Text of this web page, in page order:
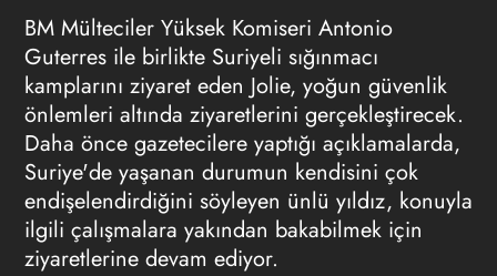
BM Mülteciler Yüksek Komiseri Antonio
Guterres ile birlikte Suriyeli sığınmacı
kamplarını ziyaret eden Jolie, yoğun güvenlik
önlemleri altında ziyaretlerini gerçekleştirecek.
Daha önce gazetecilere yaptığı açıklamalarda,
Suriye'de yaşanan durumun kendisini çok
endişelendirdiğini söyleyen ünlü yıldız, konuyla
ilgili çalışmalara yakından bakabilmek için
ziyaretlerine devam ediyor.